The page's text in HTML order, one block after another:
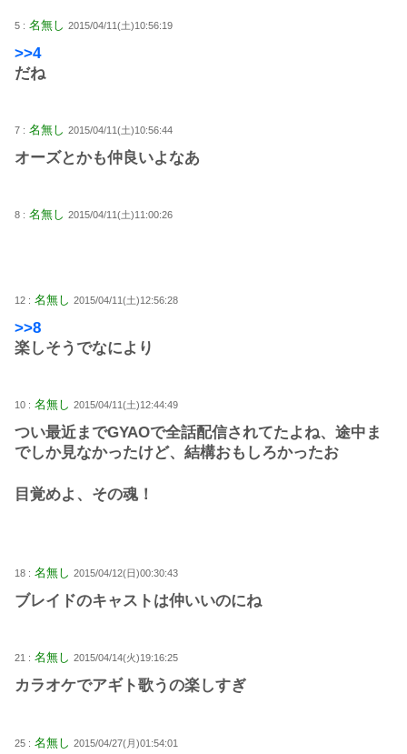
5 : 名無し 2015/04/11(土)10:56:19
>>4
だね
7 : 名無し 2015/04/11(土)10:56:44
オーズとかも仲良いよなあ
8 : 名無し 2015/04/11(土)11:00:26
12 : 名無し 2015/04/11(土)12:56:28
>>8
楽しそうでなにより
10 : 名無し 2015/04/11(土)12:44:49
つい最近までGYAOで全話配信されてたよね、途中ま
でしか見なかったけど、結構おもしろかったお
目覚めよ、その魂！
18 : 名無し 2015/04/12(日)00:30:43
ブレイドのキャストは仲いいのにね
21 : 名無し 2015/04/14(火)19:16:25
カラオケでアギト歌うの楽しすぎ
25 : 名無し 2015/04/27(月)01:54:01